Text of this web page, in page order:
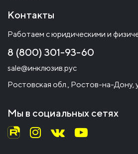
Контакты
Работаем с юридическими и
8 (800) 301-93-60
sale@инклюзив.рус
Ростовская обл., Ростов-на-Дону,
Мы в социальных сетях